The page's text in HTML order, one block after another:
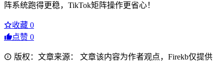
阵系统跑得更稳，TikTok矩阵操作更省心！
收藏 0
点赞 0
版权：文章来源： 文章该内容为作者观点，Firekb仅提供